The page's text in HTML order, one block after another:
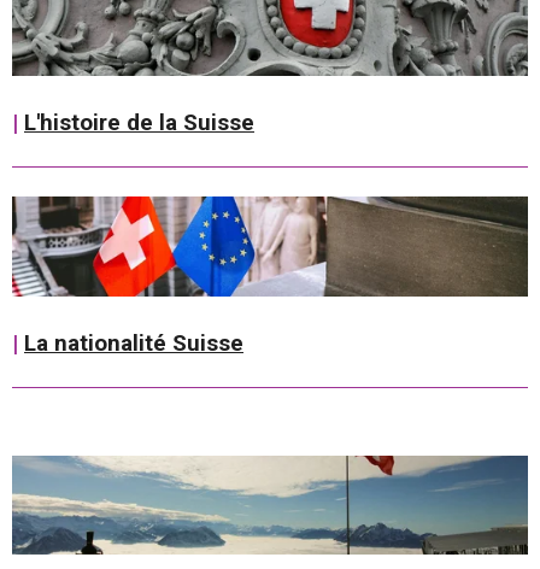
| L'histoire de la Suisse
| La nationalité Suisse